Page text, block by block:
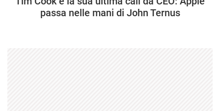
passa nelle mani di John Ternus